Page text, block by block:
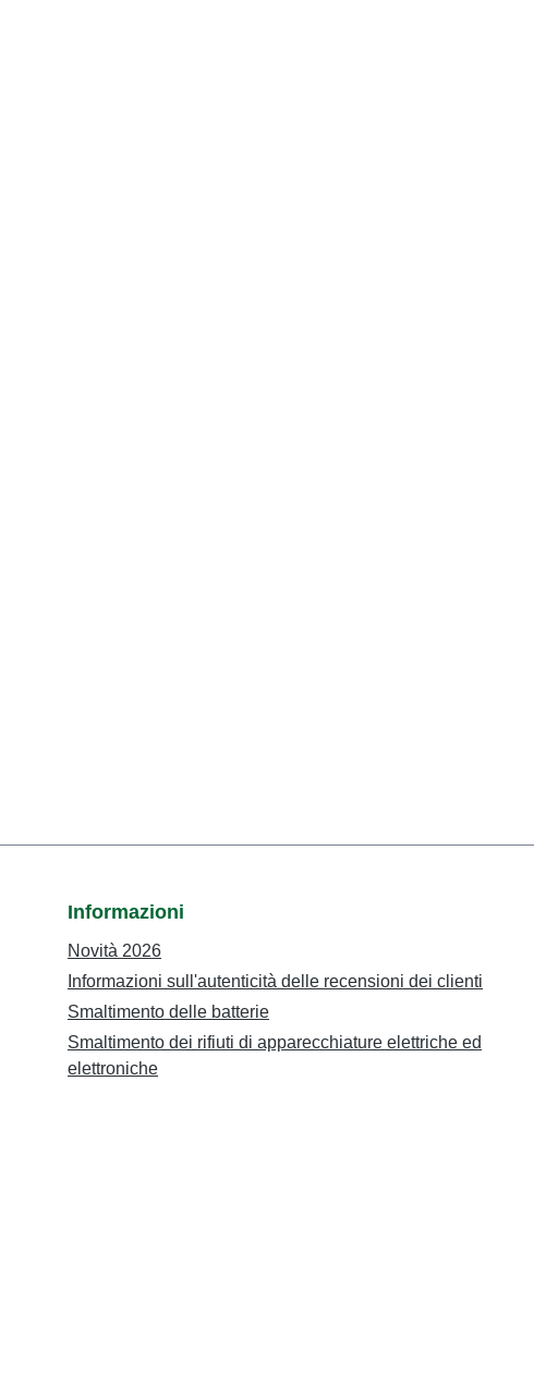
Informazioni
Novità 2026
Informazioni sull'autenticità delle recensioni dei clienti
Smaltimento delle batterie
Smaltimento dei rifiuti di apparecchiature elettriche ed
elettroniche